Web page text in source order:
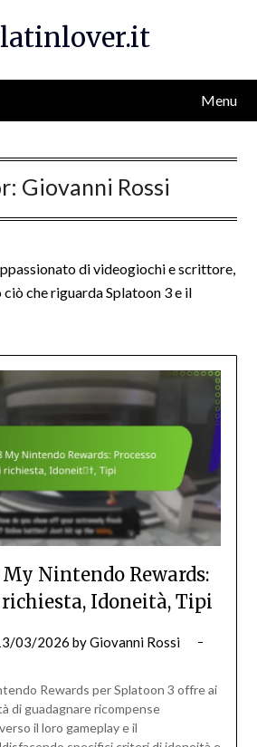
Menu
Giovanni Rossi
di videogiochi e scrittore,
che riguarda Splatoon 3 e il
Nintendo Rewards:
richiesta, Idoneità, Tipi
03/2026 byGiovanni Rossi
Rewards per Splatoon 3 offre ai
di guadagnare ricompense
il loro gameplay e il